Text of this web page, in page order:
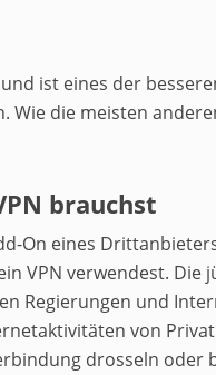
ist eines der
Wie die meisten
brauchst
On eines
VPN verwendest.
Regierungen und
von
drosseln oder